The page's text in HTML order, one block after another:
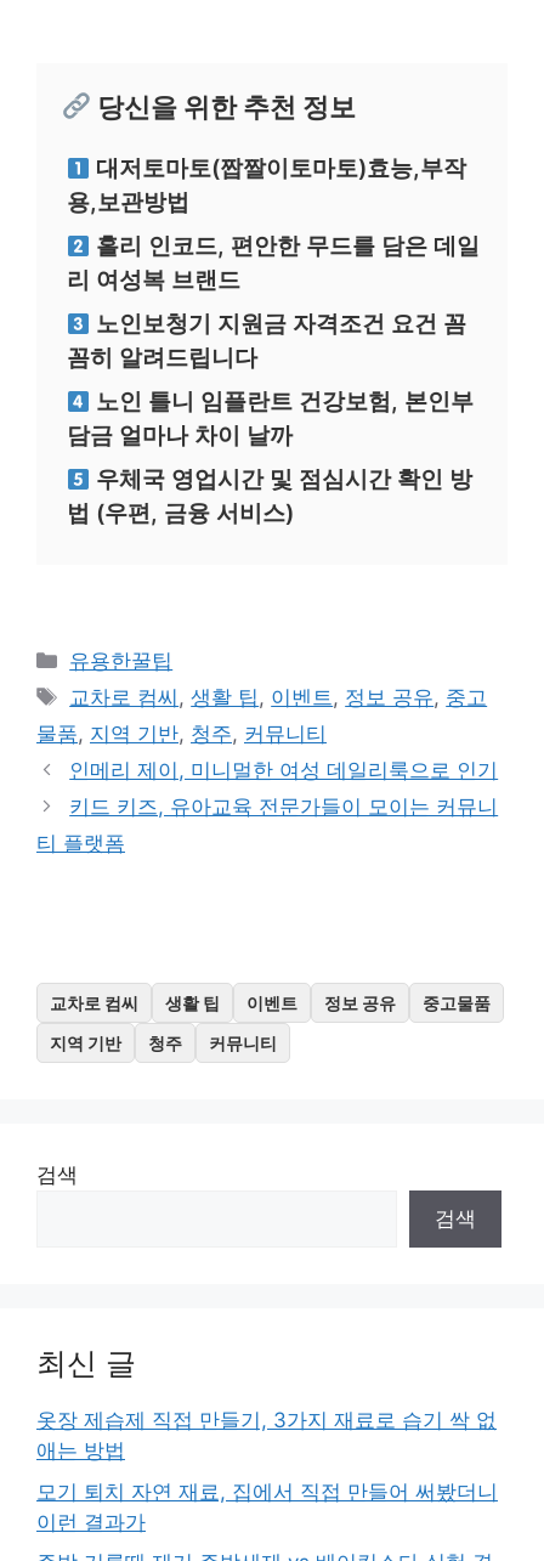
당신을 위한 추천 정보
대저토마토(짭짤이토마토)효능,부작
용,보관방법
홀리 인코드, 편안한 무드를 담은 데일
리 여성복 브랜드
노인보청기 지원금 자격조건 요건 꼼
꼼히 알려드립니다
노인 틀니 임플란트 건강보험, 본인부
담금 얼마나 차이 날까
우체국 영업시간 및 점심시간 확인 방
법 (우편, 금융 서비스)
카
테
리
유용한꿀팁
태
그
교차로 컴씨 ,생활 팁, 이벤트, 정보 공유, 중고
물품, 지역 기반, 청주, 커뮤니티
인메리 제이, 미니멀한 여성 데일리룩으로 인기
키드 키즈, 유아교육 전문가들이 모이는 커뮤니
티 플랫폼
교차로 컴씨 생활 팁 이벤트 정보 공유
중고물품
지역 기반
청주 커뮤니티
검색
검색
최신 글
옷장 제습제 직접 만들기, 3가지 재료로 습기 싹 없
애는 방법
모기 퇴치 자연 재료, 집에서 직접 만들어 써봤더니
이런 결과가